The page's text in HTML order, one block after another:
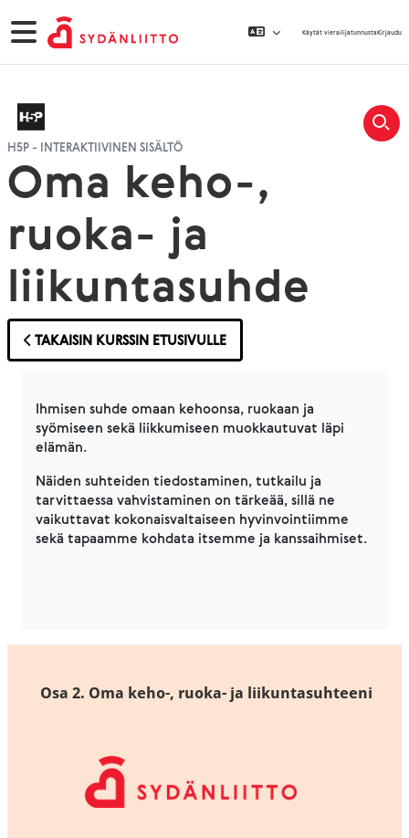
Sivupaneeli Käytät vierailijatunnustaKirjaudu
H5P - INTERAKTIIVINEN SISÄLTÖ
Oma keho-,
ruoka- ja
liikuntasuhde
TAKAISIN KURSSIN ETUSIVULLE
Ihmisen suhde omaan kehoonsa, ruokaan ja
syömiseen sekä liikkumiseen muokkautuvat läpi
elämän.
Näiden suhteiden tiedostaminen, tutkailu ja
tarvittaessa vahvistaminen on tärkeää, sillä ne
vaikuttavat kokonaisvaltaiseen hyvinvointiimme
sekä tapaamme kohdata itsemme ja kanssaihmiset.